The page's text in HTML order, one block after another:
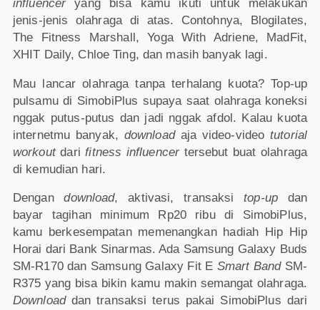
influencer yang bisa kamu ikuti untuk melakukan
jenis-jenis olahraga di atas. Contohnya, Blogilates,
The Fitness Marshall, Yoga With Adriene, MadFit,
XHIT Daily, Chloe Ting, dan masih banyak lagi.
Mau lancar olahraga tanpa terhalang kuota? Top-up
pulsamu di SimobiPlus supaya saat olahraga koneksi
nggak putus-putus dan jadi nggak afdol. Kalau kuota
internetmu banyak, download aja video-videotutorial
workoutdarifitness influencer tersebut buat olahraga
di kemudian hari.
Dengandownload, aktivasi, transaksitop-updan
bayar tagihan minimum Rp20 ribu di SimobiPlus,
kamu berkesempatan memenangkan hadiah Hip Hip
Horai dari Bank Sinarmas. Ada Samsung Galaxy Buds
SM-R170 dan Samsung Galaxy Fit E Smart BandSM-
R375 yang bisa bikin kamu makin semangat olahraga.
Download dan transaksi terus pakai SimobiPlus dari